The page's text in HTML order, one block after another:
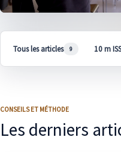
Tous les articles 9 10 m
CONSEILS ET MÉTHODE
Les derniers